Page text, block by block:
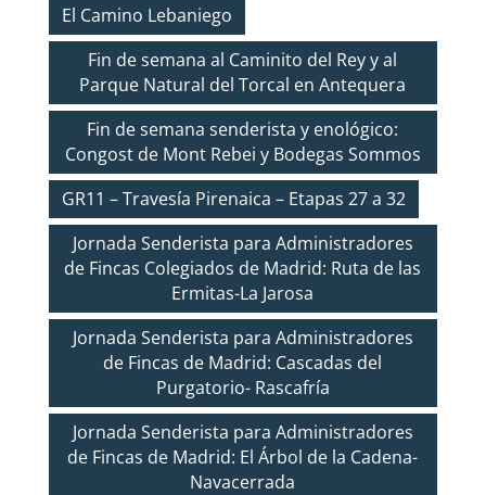
El Camino Lebaniego
Fin de semana al Caminito del Rey y al
Parque Natural del Torcal en Antequera
Fin de semana senderista y enológico:
Congost de Mont Rebei y Bodegas Sommos
GR11 – Travesía Pirenaica – Etapas 27 a 32
Jornada Senderista para Administradores
de Fincas Colegiados de Madrid: Ruta de las
Ermitas-La Jarosa
Jornada Senderista para Administradores
de Fincas de Madrid: Cascadas del
Purgatorio- Rascafría
Jornada Senderista para Administradores
de Fincas de Madrid: El Árbol de la Cadena-
Navacerrada